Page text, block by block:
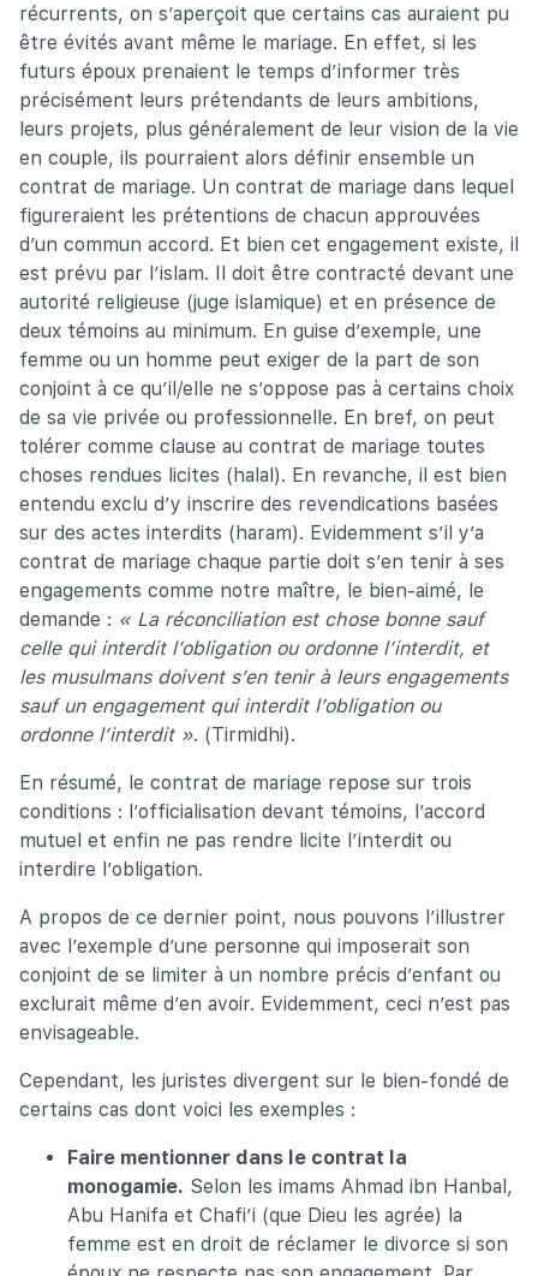
récurrents, on s’aperçoit que certains cas auraient pu
être évités avant même le mariage. En effet, si les
futurs époux prenaient le temps d’informer très
précisément leurs prétendants de leurs ambitions,
leurs projets, plus généralement de leur vision de la vie
en couple, ils pourraient alors définir ensemble un
contrat de mariage. Un contrat de mariage dans lequel
figureraient les prétentions de chacun approuvées
d’un commun accord. Et bien cet engagement existe, il
est prévu par l’islam. Il doit être contracté devant une
autorité religieuse (juge islamique) et en présence de
deux témoins au minimum. En guise d’exemple, une
femme ou un homme peut exiger de la part de son
conjoint à ce qu’il/elle ne s’oppose pas à certains choix
de sa vie privée ou professionnelle. En bref, on peut
tolérer comme clause au contrat de mariage toutes
choses rendues licites (halal). En revanche, il est bien
entendu exclu d’y inscrire des revendications basées
sur des actes interdits (haram). Evidemment s’il y’a
contrat de mariage chaque partie doit s’en tenir à ses
engagements comme notre maître, le bien-aimé, le
demande : « La réconciliation est chose bonne sauf
celle qui interdit l’obligation ou ordonne l’interdit, et
les musulmans doivent s’en tenir à leurs engagements
sauf un engagement qui interdit l’obligation ou
ordonne l’interdit ». (Tirmidhi).
En résumé, le contrat de mariage repose sur trois
conditions : l’officialisation devant témoins, l’accord
mutuel et enfin ne pas rendre licite l’interdit ou
interdire l’obligation.
A propos de ce dernier point, nous pouvons l’illustrer
avec l’exemple d’une personne qui imposerait son
conjoint de se limiter à un nombre précis d’enfant ou
exclurait même d’en avoir. Evidemment, ceci n’est pas
envisageable.
Cependant, les juristes divergent sur le bien-fondé de
certains cas dont voici les exemples :
Faire mentionner dans le contrat la
monogamie. Selon les imams Ahmad ibn Hanbal,
Abu Hanifa et Chafi’i (que Dieu les agrée) la
femme est en droit de réclamer le divorce si son